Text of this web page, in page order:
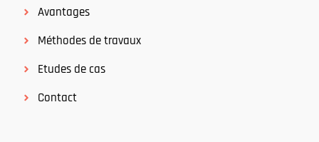
Avantages
Méthodes de travaux
Etudes de cas
Contact